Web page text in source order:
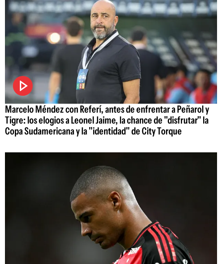
Marcelo Méndez con Referí, antes de enfrentar a Peñarol y
Tigre: los elogios a Leonel Jaime, la chance de "disfrutar" la
Copa Sudamericana y la "identidad" de City Torque